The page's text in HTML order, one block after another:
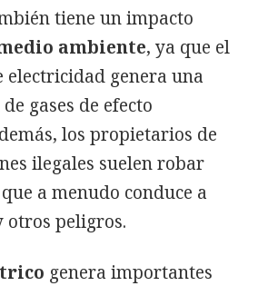
tiene un impacto
ambiente, ya que el
electricidad genera una
gases de efecto
los propietarios de
ilegales suelen robar
a menudo conduce a
otros peligros.
genera importantes